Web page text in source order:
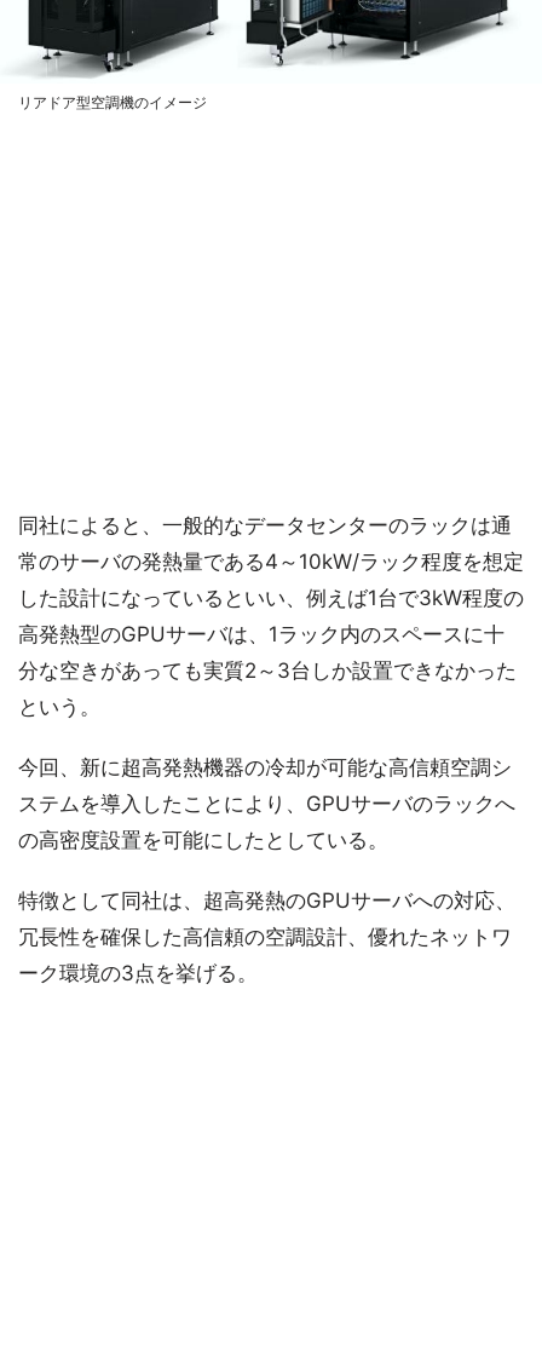
リアドア型空調機のイメージ
同社によると、一般的なデータセンターのラックは通
常のサーバの発熱量である4～10kW/ラック程度を想定
した設計になっているといい、例えば1台で3kW程度の
高発熱型のGPUサーバは、1ラック内のスペースに十
分な空きがあっても実質2～3台しか設置できなかった
という。
今回、新に超高発熱機器の冷却が可能な高信頼空調シ
ステムを導入したことにより、GPUサーバのラックへ
の高密度設置を可能にしたとしている。
特徴として同社は、超高発熱のGPUサーバへの対応、
冗長性を確保した高信頼の空調設計、優れたネットワ
ーク環境の3点を挙げる。